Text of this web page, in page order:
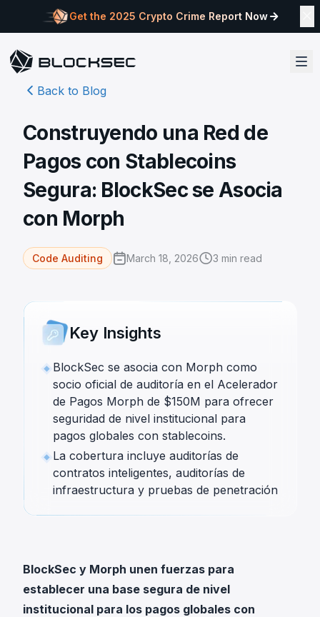
Get the 2025 Crypto Crime Report Now
Back to Blog
Construyendo una Red de
Pagos con Stablecoins
Segura: BlockSec se Asocia
con Morph
Code Auditing March 18, 2026 3 min read
Key Insights
BlockSec se asocia con Morph como
socio oficial de auditoría en el Acelerador
de Pagos Morph de $150M para ofrecer
seguridad de nivel institucional para
pagos globales con stablecoins.
La cobertura incluye auditorías de
contratos inteligentes, auditorías de
infraestructura y pruebas de penetración
BlockSec y Morph unen fuerzas para
establecer una base segura de nivel
institucional para los pagos globales con